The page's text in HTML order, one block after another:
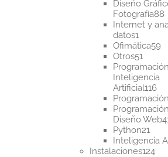
Diseño
Fotografía88
Internet y
datos11
Ofimática5959
Otros5151
Inteligencia
Artificial116116
Diseño Web
Python2121
Inteligencia
Instalaciones124124